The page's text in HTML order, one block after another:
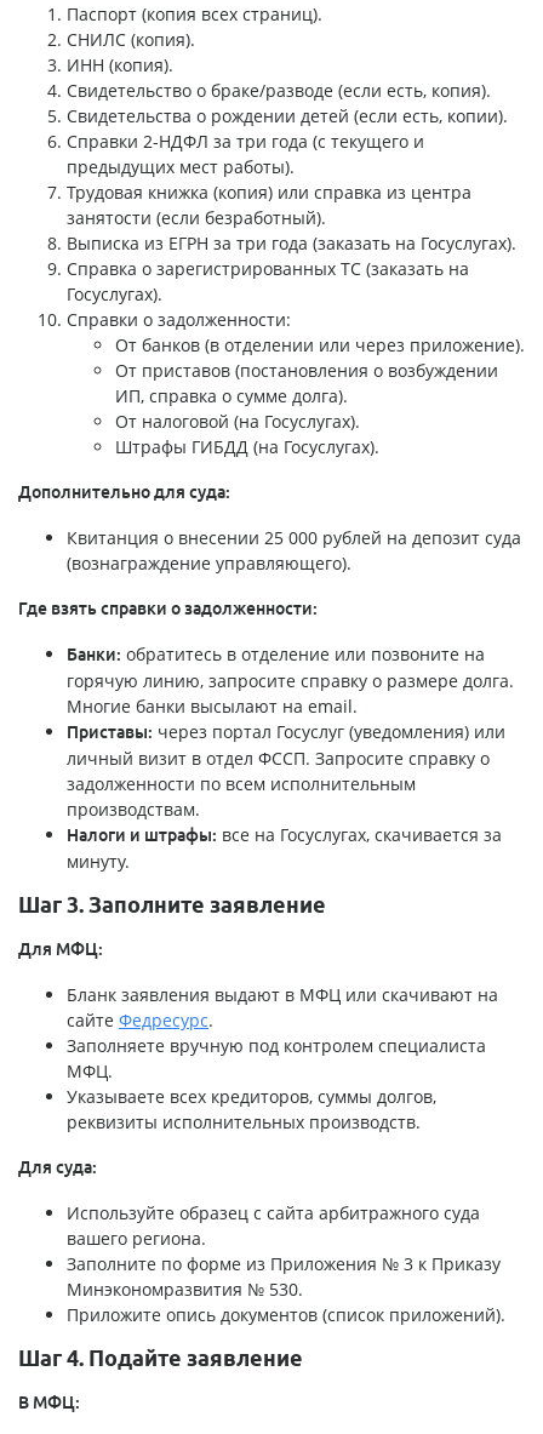
Паспорт (копия всех страниц).
СНИЛС (копия).
ИНН (копия).
Свидетельство о браке/разводе (если есть, копия).
Свидетельства о рождении детей (если есть, копии).
Справки 2-НДФЛ за три года (с текущего и
предыдущих мест работы).
Трудовая книжка (копия) или справка из центра
занятости (если безработный).
Выписка из ЕГРН за три года (заказать на Госуслугах).
Справка о зарегистрированных ТС (заказать на
Госуслугах).
Справки о задолженности:
От банков (в отделении или через приложение).
От приставов (постановления о возбуждении
ИП, справка о сумме долга).
От налоговой (на Госуслугах).
Штрафы ГИБДД (на Госуслугах).
Дополнительно для суда:
Квитанция о внесении 25 000 рублей на депозит суда
(вознаграждение управляющего).
Где взять справки о задолженности:
Банки: обратитесь в отделение или позвоните на
горячую линию, запросите справку о размере долга.
Многие банки высылают на email.
Приставы: через портал Госуслуг (уведомления) или
личный визит в отдел ФССП. Запросите справку о
задолженности по всем исполнительным
производствам.
Налоги и штрафы: все на Госуслугах, скачивается за
минуту.
Шаг 3. Заполните заявление
Для МФЦ:
Бланк заявления выдают в МФЦ или скачивают на
сайте Федресурс.
Заполняете вручную под контролем специалиста
МФЦ.
Указываете всех кредиторов, суммы долгов,
реквизиты исполнительных производств.
Для суда:
Используйте образец с сайта арбитражного суда
вашего региона.
Заполните по форме из Приложения № 3 к Приказу
Минэкономразвития № 530.
Приложите опись документов (список приложений).
Шаг 4. Подайте заявление
В МФЦ: